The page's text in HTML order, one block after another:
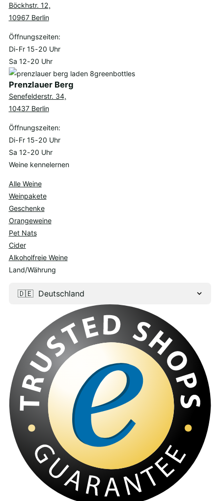
Böckhstr. 12,
10967 Berlin
Öffnungszeiten:
Di-Fr 15-20 Uhr
Sa 12-20 Uhr
Prenzlauer Berg
Senefelderstr. 34,
10437 Berlin
Öffnungszeiten:
Di-Fr 15-20 Uhr
Sa 12-20 Uhr
Weine kennelernen
Alle Weine
Weinpakete
Geschenke
Orangeweine
Pet Nats
Cider
Alkoholfreie Weine
Land/Währung